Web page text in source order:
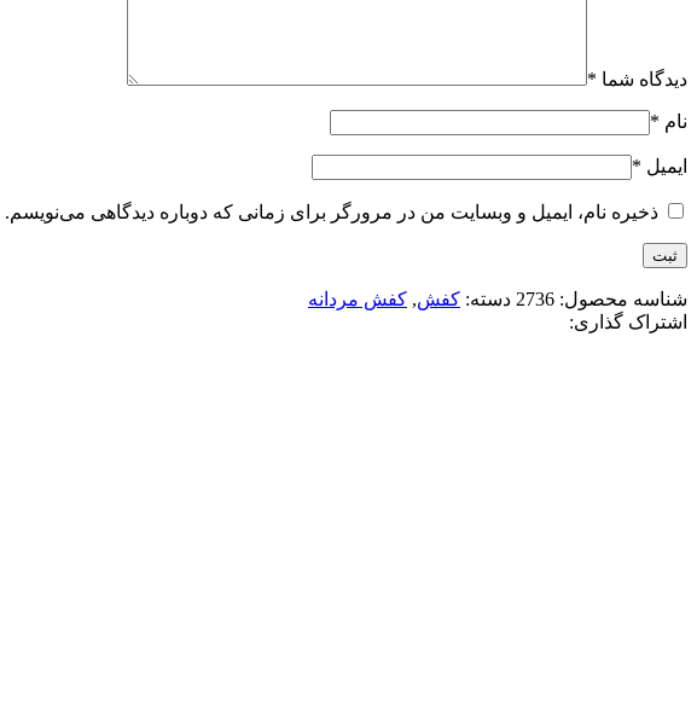
دیدگاه شما *
نام *
ایمیل *
ذخیره نام، ایمیل و وبسایت من در مرورگر برای زمانی که دوباره دیدگاهی می‌نویسم.
شناسه محصول: 2736 دسته: کفش, کفش مردانه
اشتراک گذاری: